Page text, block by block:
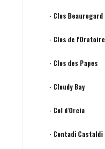
- Clos Beauregard
- Clos de l'Oratoire
- Clos des Papes
- Cloudy Bay
- Col d'Orcia
- Contadi Castaldi